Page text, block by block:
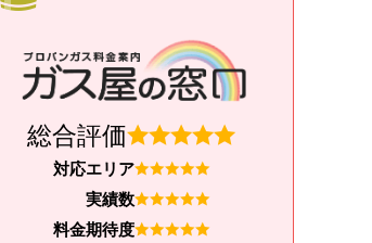
総合評価
対応エリア
実績数
料金期待度